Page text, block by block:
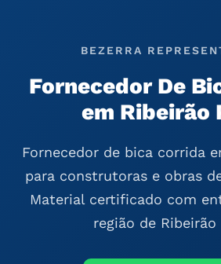
BEZERRA
Fornecedor De
em Ribeirão
Fornecedor de bica corrida
para construtoras e obras
Material certificado com
região de Ribeirão